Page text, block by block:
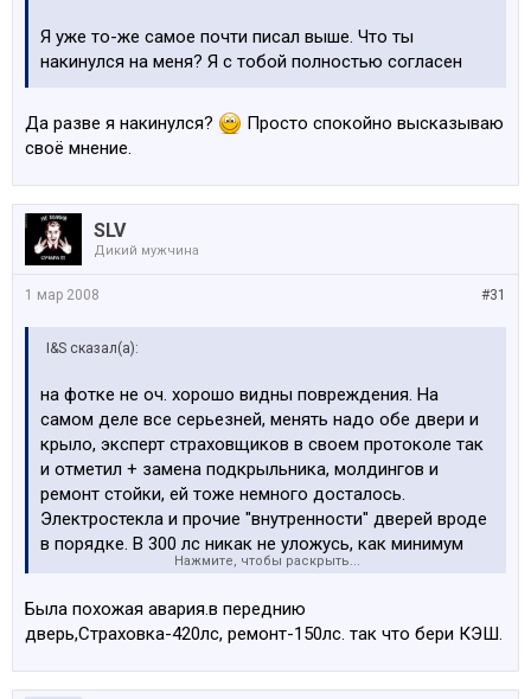
Я уже то-же самое почти писал выше. Что ты
накинулся на меня? Я с тобой полностью согласен
Да разве я накинулся?
Просто спокойно высказываю
своё мнение.
SLV
Дикий мужчина
#31
1 мар 2008
I&S сказал(а):
на фотке не оч. хорошо видны повреждения. На
самом деле все серьезней, менять надо обе двери и
крыло, эксперт страховщиков в своем протоколе так
и отметил + замена подкрыльника, молдингов и
ремонт стойки, ей тоже немного досталось.
Электростекла и прочие "внутренности" дверей вроде
в порядке. В 300 лс никак не уложусь, как минимум
Нажмите, чтобы раскрыть...
Была похожая авария.в переднию
дверь,Страховка-420лс, ремонт-150лс. так что бери КЭШ.